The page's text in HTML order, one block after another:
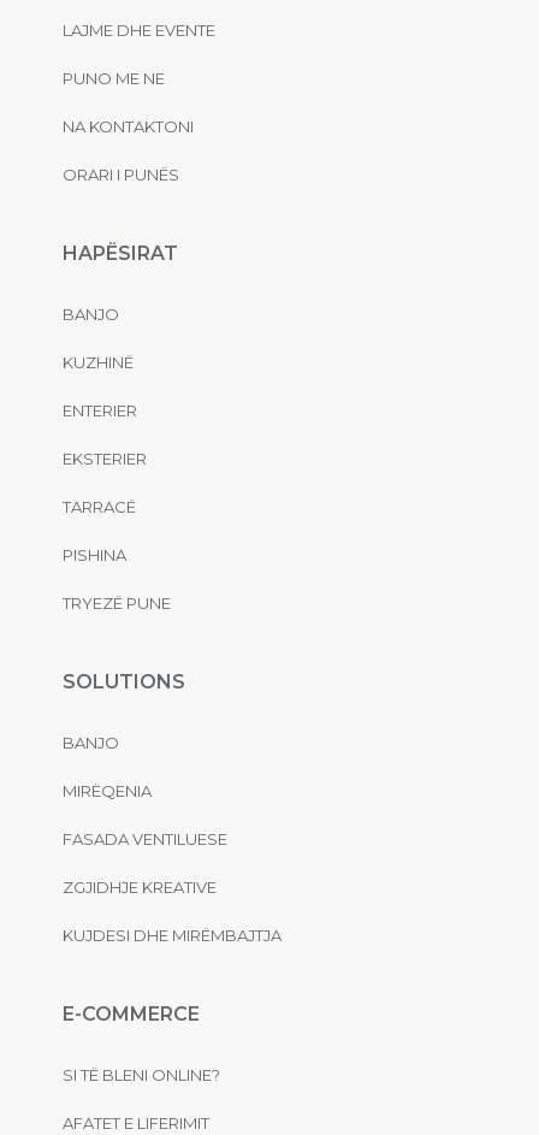
LAJME DHE EVENTE
PUNO ME NE
NA KONTAKTONI
ORARI I PUNËS
HAPËSIRAT
BANJO
KUZHINË
ENTERIER
EKSTERIER
TARRACË
PISHINA
TRYEZË PUNE
SOLUTIONS
BANJO
MIRËQENIA
FASADA VENTILUESE
ZGJIDHJE KREATIVE
KUJDESI DHE MIRËMBAJTJA
E-COMMERCE
SI TË BLENI ONLINE?
AFATET E LIFERIMIT